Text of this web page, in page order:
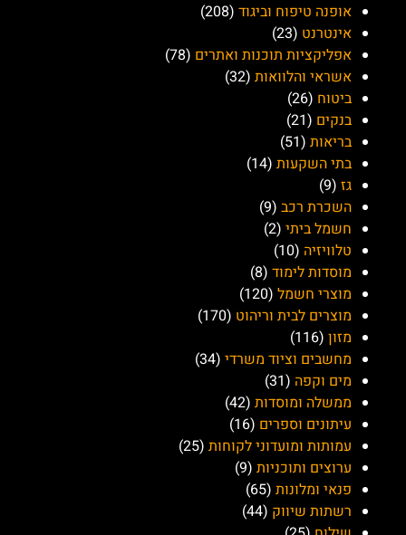
אופנה טיפוח וביגוד(208)
אינטרנט(23)
אפליקציות תוכנות ואתרים(78)
אשראי והלוואות(32)
ביטוח(26)
בנקים(21)
בריאות(51)
בתי השקעות(14)
גז(9)
השכרת רכב(9)
חשמל ביתי(2)
טלוויזיה(10)
מוסדות לימוד(8)
מוצרי חשמל(120)
מוצרים לבית וריהוט(170)
מזון(116)
מחשבים וציוד משרדי(34)
מים וקפה(31)
ממשלה ומוסדות(42)
עיתונים וספרים(16)
עמותות ומועדוני לקוחות(25)
ערוצים ותוכניות(9)
פנאי ומלונות(65)
רשתות שיווק(44)